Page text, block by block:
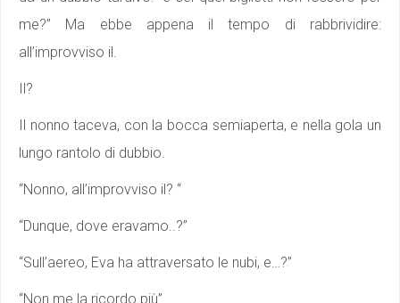
me?” Ma ebbe appena il tempo di rabbrividire:
all’improvviso il.
Il?
Il nonno taceva, con la bocca semiaperta, e nella gola un
lungo rantolo di dubbio.
“Nonno, all’improvviso il? “
“Dunque, dove eravamo..?”
“Sull’aereo, Eva ha attraversato le nubi, e…?”
“Non me la ricordo più”